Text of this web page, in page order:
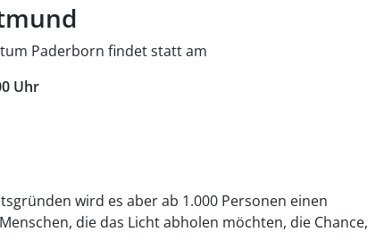
Paderborn findet statt am
Uhr
wird es aber ab 1.000 Personen einen
die das Licht abholen möchten, die Chance,